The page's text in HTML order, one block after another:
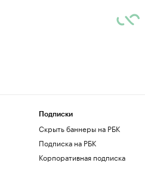
Подписки
Скрыть баннеры на РБК
Подписка на РБК
Корпоративная подписка